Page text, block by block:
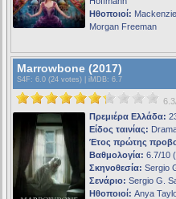
Ηθοποιοί:
Morgan Freeman
Marrowbone (2017)
S4F : 6.0 (24 votes) | iMDB: 6.7
Πρεμιέρα Ελλάδα:
Είδος ταινίας:
Έτος πρώτης
Βαθμολογία: 6.7/10
Σκηνοθεσία: Sergio
Σενάριο: Sergio G.
Ηθοποιοί: Anya